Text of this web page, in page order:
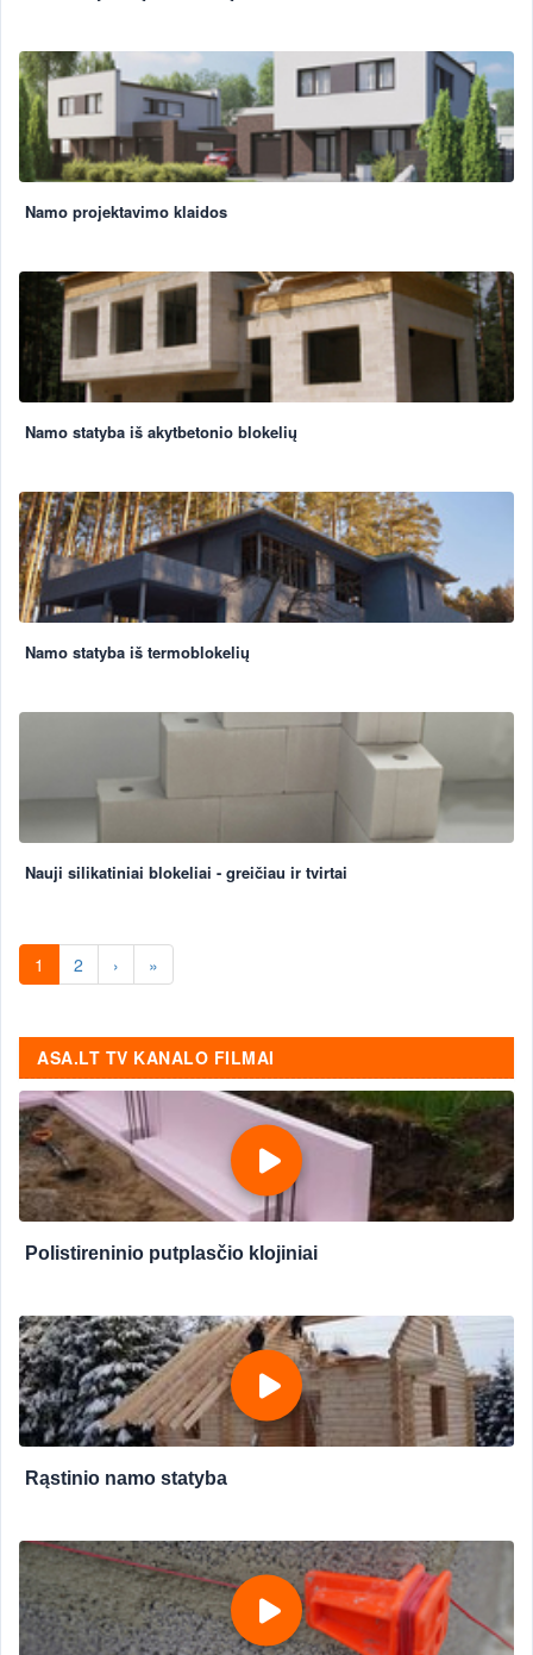
Namo projektavimo klaidos
Namo statyba iš akytbetonio blokelių
Namo statyba iš termoblokelių
Nauji silikatiniai blokeliai - greičiau ir tvirtai
1 2 › »
ASA.LT TV KANALO FILMAI
Polistireninio putplasčio klojiniai
Rąstinio namo statyba